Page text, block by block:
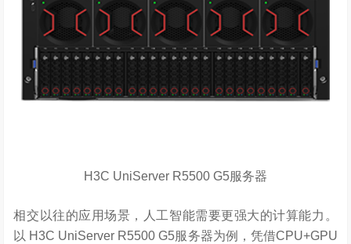
H3C UniServer R5500 G5服务器
相交以往的应用场景，人工智能需要更强大的计算能力。
以 H3C UniServer R5500 G5服务器为例，凭借CPU+GPU